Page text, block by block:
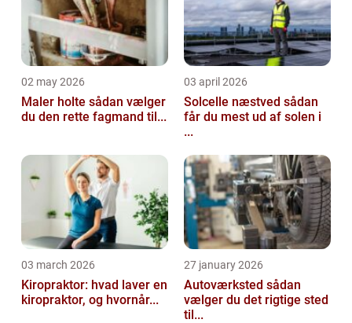
02 may 2026
Maler holte sådan vælger
du den rette fagmand til...
03 april 2026
Solcelle næstved sådan
får du mest ud af solen i
...
03 march 2026
Kiropraktor: hvad laver en
kiropraktor, og hvornår...
27 january 2026
Autoværksted sådan
vælger du det rigtige sted
til...